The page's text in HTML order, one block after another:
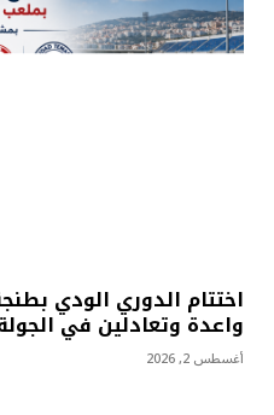
اختتام الدوري الودي
واعدة وتعادلين في
أغسطس 2, 2026